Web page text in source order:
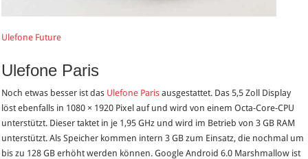
Ulefone Future
Ulefone Paris
Noch etwas besser ist das Ulefone Paris ausgestattet. Das 5,5 Zoll Display
löst ebenfalls in 1080 × 1920 Pixel auf und wird von einem Octa-Core-CPU
unterstützt. Dieser taktet in je 1,95 GHz und wird im Betrieb von 3 GB RAM
unterstützt. Als Speicher kommen intern 3 GB zum Einsatz, die nochmal um
bis zu 128 GB erhöht werden können. Google Android 6.0 Marshmallow ist